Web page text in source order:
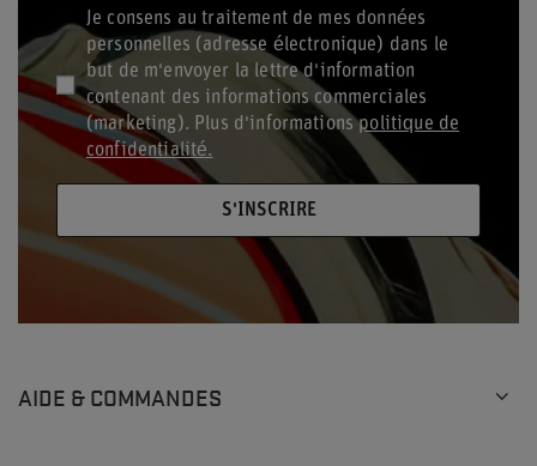
Je consens au traitement de mes données
personnelles (adresse électronique) dans le
but de m'envoyer la lettre d'information
contenant des informations commerciales
(marketing). Plus d'informationspolitique de
confidentialité.
S'INSCRIRE
AIDE & COMMANDES